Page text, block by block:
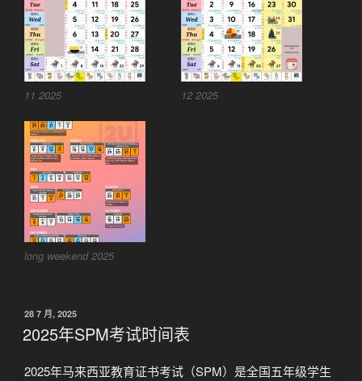
11 2025 12 2025
long weekend 2025
发
布
于
28 7 月, 2025
2025年SPM考试时间表
2025年马来西亚教育证书考试（SPM）是全国五年级学生